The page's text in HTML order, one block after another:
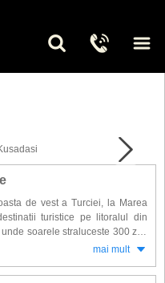
de vest a Turciei, la Marea
turistice pe litoralul din
soarele straluceste 300 zile
cat si numeroasele posibilitati
mai mult